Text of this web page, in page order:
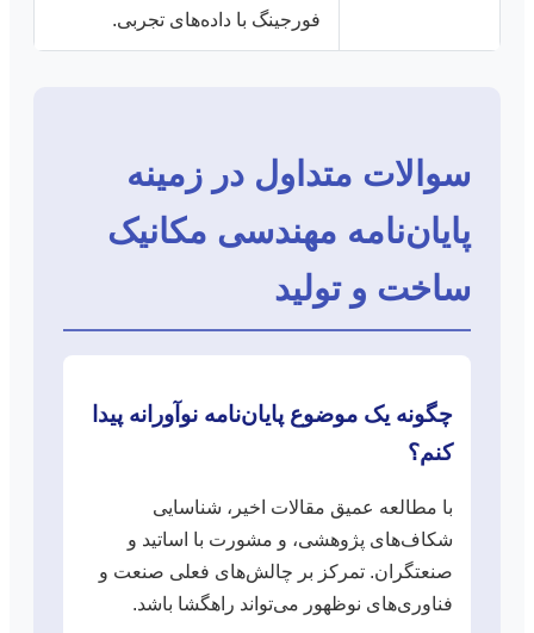
فورجینگ با داده‌های تجربی.
سوالات متداول در زمینه
پایان‌نامه مهندسی مکانیک
ساخت و تولید
چگونه یک موضوع پایان‌نامه نوآورانه پیدا
کنم؟
با مطالعه عمیق مقالات اخیر، شناسایی
شکاف‌های پژوهشی، و مشورت با اساتید و
صنعتگران. تمرکز بر چالش‌های فعلی صنعت و
فناوری‌های نوظهور می‌تواند راهگشا باشد.